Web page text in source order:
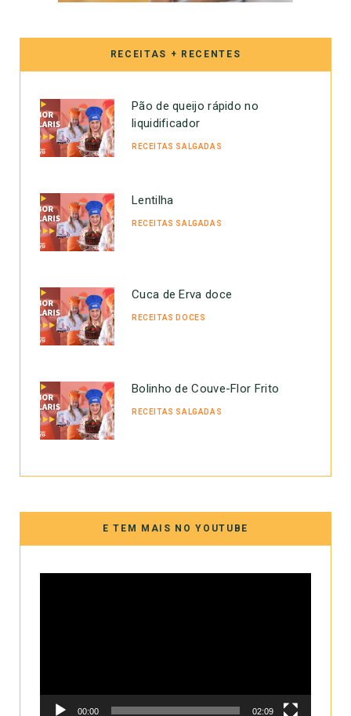
RECEITAS + RECENTES
Pão de queijo rápido no
liquidificador
RECEITAS SALGADAS
Lentilha
RECEITAS SALGADAS
Cuca de Erva doce
RECEITAS DOCES
Bolinho de Couve-Flor Frito
RECEITAS SALGADAS
E TEM MAIS NO YOUTUBE
00:00 02:09